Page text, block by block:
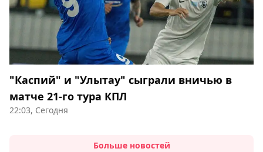
"Каспий" и "Улытау" сыграли вничью в
матче 21-го тура КПЛ
22:03, Сегодня
Больше новостей